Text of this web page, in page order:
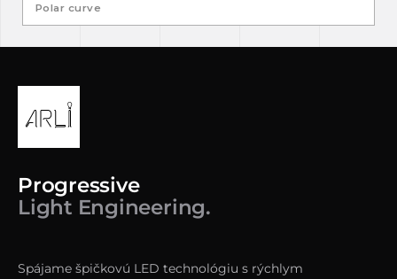
Polar curve
Progressive
Light Engineering.
Spájame špičkovú LED technológiu s rýchlym